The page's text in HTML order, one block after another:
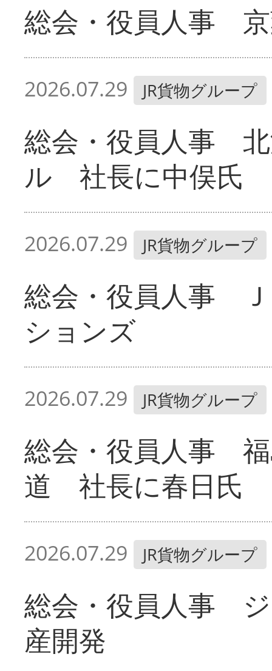
総会・役員人事
2026.07.29 JR貨物グループ
総会・役員人事
ル 社長に中俣氏
2026.07.29 JR貨物グループ
総会・役員人事
ションズ
2026.07.29 JR貨物グループ
総会・役員人事
道 社長に春日氏
2026.07.29 JR貨物グループ
総会・役員人事
産開発